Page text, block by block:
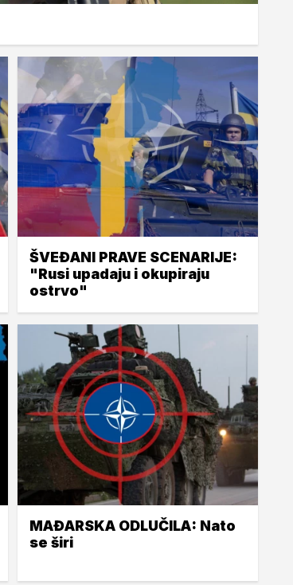
ŠVEĐANI PRAVE SCENARIJE:
"Rusi upadaju i okupiraju
ostrvo"
MAĐARSKA ODLUČILA: Nato
se širi